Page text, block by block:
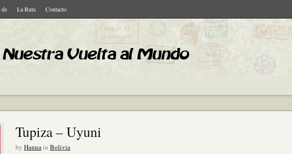
de La Ruta Contacto
Tupiza – Uyuni
by Hannain Bolivia